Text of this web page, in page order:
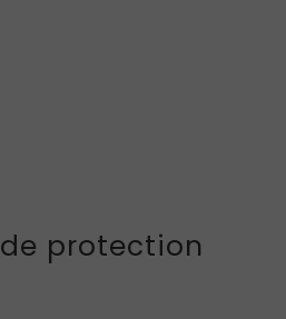
protection